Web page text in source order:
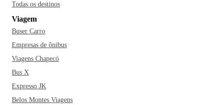
Todas os destinos
Viagem
Buser Carro
Empresas de ônibus
Viagens Chapecó
Bus X
Expresso JK
Belos Montes Viagens